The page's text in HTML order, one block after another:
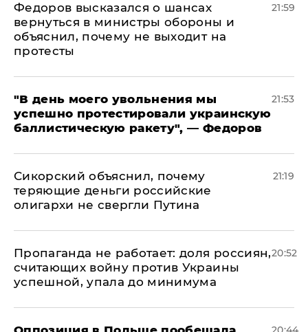
Федоров высказался о шансах
вернуться в министры обороны и
объяснил, почему не выходит на
протесты
21:59
​"В день моего увольнения мы
успешно протестировали украинскую
баллистическую ракету", — Федоров
21:53
Сикорский объяснил, почему
теряющие деньги российские
олигархи не свергли Путина
21:19
​Пропаганда не работает: доля россиян,
считающих войну против Украины
успешной, упала до минимума
20:52